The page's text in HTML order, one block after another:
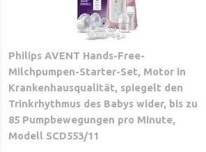
Philips AVENT Hands-Free-
Milchpumpen-Starter-Set, Motor in
Krankenhausqualität, spiegelt den
Trinkrhythmus des Babys wider, bis zu
85 Pumpbewegungen pro Minute,
Modell SCD553/11